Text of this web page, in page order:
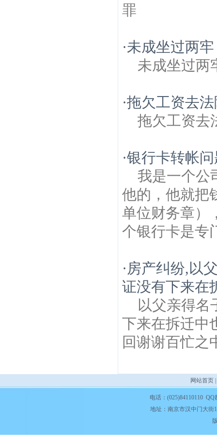
罪
·未成坐过两
未成坐过两
·拖欠工资去
拖欠工资去
·银行卡转帐
我是一个公
他的，他就把
单位财务章）
个银行卡是专
· 房产纠纷,以
证没有下来在
以父亲得名
下来在拆迁中
回谢谢百忙之
网站首页
电话：(025)84110110
地址：南京市汉中门大街